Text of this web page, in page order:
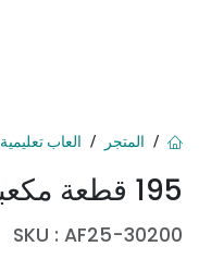
195 قطعة مكعبات
SKU : AF25-30200
المتجر العاب تعليمية